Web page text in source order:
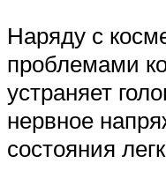
Наряду с
проблемами
устраняет
нервное
состояния